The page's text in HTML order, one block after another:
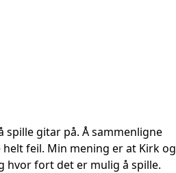
spille gitar på. Å sammenligne
feil. Min mening er at Kirk og
hvor fort det er mulig å spille.